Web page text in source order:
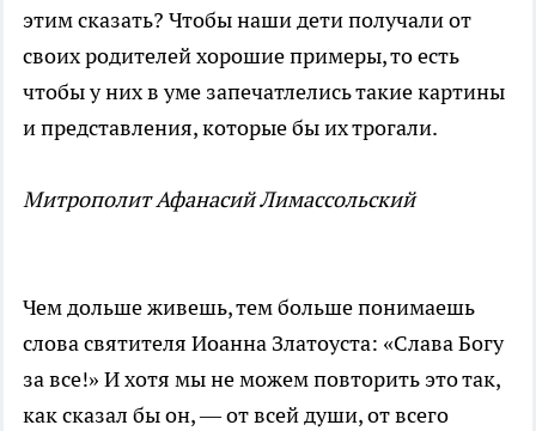
этим сказать? Чтобы наши дети получали от
своих родителей хорошие примеры, то есть
чтобы у них в уме запечатлелись такие картины
и представления, которые бы их трогали.
Митрополит Афанасий Лимассольский
Чем дольше живешь, тем больше понимаешь
слова святителя Иоанна Златоуста: «Слава Богу
за все!» И хотя мы не можем повторить это так,
как сказал бы он, — от всей души, от всего